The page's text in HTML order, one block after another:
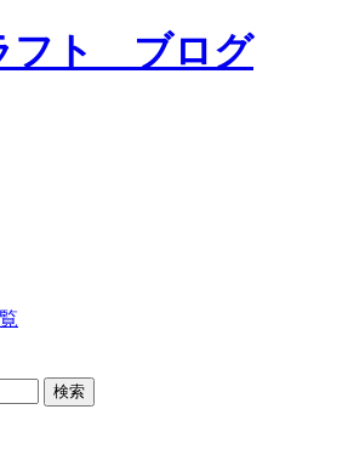
フト ブログ